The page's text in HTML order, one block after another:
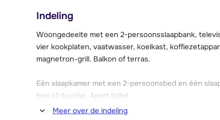
één keer naar beneden te skiën. Via één van de
het dorp.
Les Flocons d'Argent beschikt over verschillende
zijn er overdekte parkeerplaatsen (max. 1 per
gratis parkeergelegenheid (naar beschikbaarheid).
Indeling
Woongedeelte met een 2-persoonsslaapbank,
vier kookplaten, vaatwasser, koelkast,
magnetron-grill. Balkon of terras.
Eén slaapkamer met een 2-persoonsbed en één
bad of douche. Apart toilet.
Meer over de indeling